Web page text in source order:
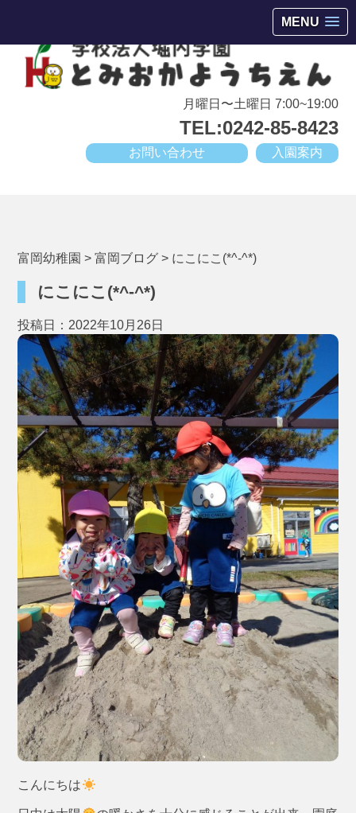
MENU
月曜日〜土曜日 7:00~19:00
TEL:0242-85-8423
入園案内
お問い合わせ
富岡幼稚園 >富岡ブログ > にこにこ(*^-^*)
にこにこ(*^-^*)
投稿日：2022年10月26日
こんにちは